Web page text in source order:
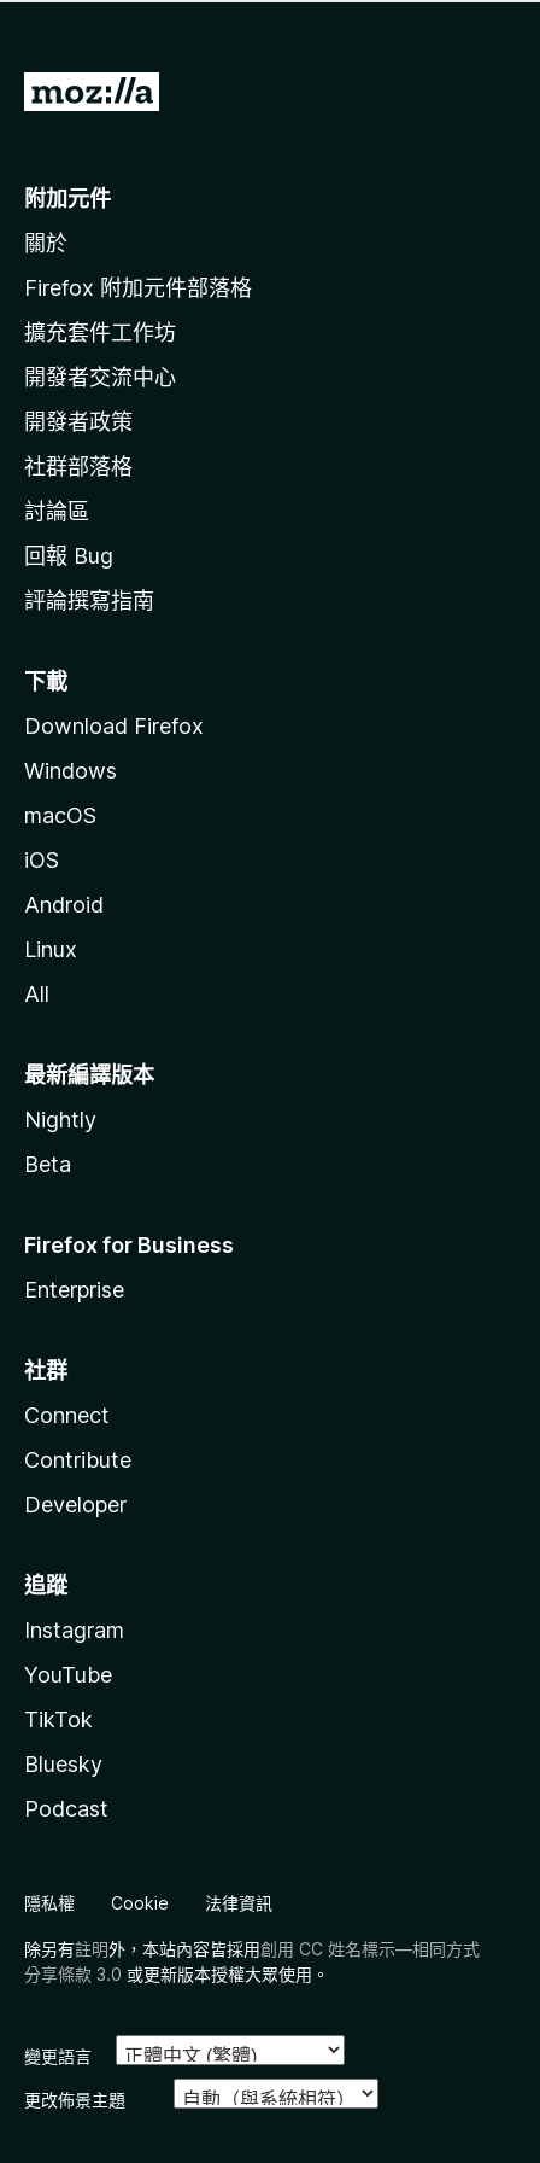
有
前
o
i
l
a
官
網
附加元件
關於
Firefox 附加元件部落格
擴充套件工作坊
開發者交流中心
開發者政策
社群部落格
討論區
回報 Bug
評論撰寫指南
下載
Download Firefox
Windows
macOS
iOS
Android
Linux
All
最新編譯版本
Nightly
Beta
Firefox for Business
Enterprise
社群
Connect
Contribute
Developer
追蹤
Instagram
YouTube
TikTok
Bluesky
Podcast
隱私權 Cookie 法律資訊
除另有註明外，本站內容皆採用創用 CC 姓名標示—相同方式
分享條款 3.0 或更新版本授權大眾使用。
變更語言
更改佈景主題